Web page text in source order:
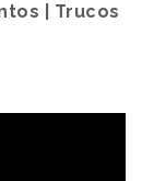
| Trucos